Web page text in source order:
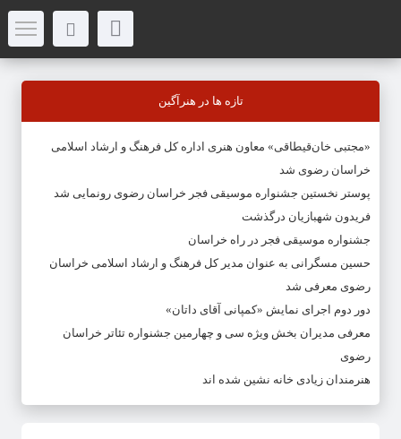
تازه ها در هنرآگین
«مجتبی خان‌قیطاقی» معاون هنری اداره کل فرهنگ و ارشاد اسلامی
خراسان رضوی شد
پوستر نخستین جشنواره موسیقی فجر خراسان رضوی رونمایی شد
فریدون شهبازیان درگذشت
جشنواره موسیقی فجر در راه خراسان
حسین مسگرانی به عنوان مدیر کل فرهنگ و ارشاد اسلامی خراسان
رضوی معرفی شد
دور دوم اجرای نمایش «کمپانی آقای داتان»
معرفی مدیران بخش ویژه سی و چهارمین جشنواره تئاتر خراسان
رضوی
هنرمندان زیادی خانه نشین شده اند